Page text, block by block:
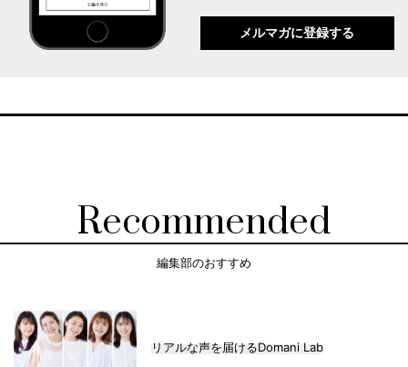
メルマガに登録する
Recommended
編集部のおすすめ
リアルな声を届けるDomani Lab